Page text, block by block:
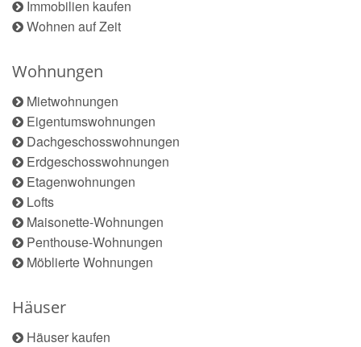
Immobilien kaufen
Wohnen auf Zeit
Wohnungen
Mietwohnungen
Eigentumswohnungen
Dachgeschosswohnungen
Erdgeschosswohnungen
Etagenwohnungen
Lofts
Maisonette-Wohnungen
Penthouse-Wohnungen
Möblierte Wohnungen
Häuser
Häuser kaufen